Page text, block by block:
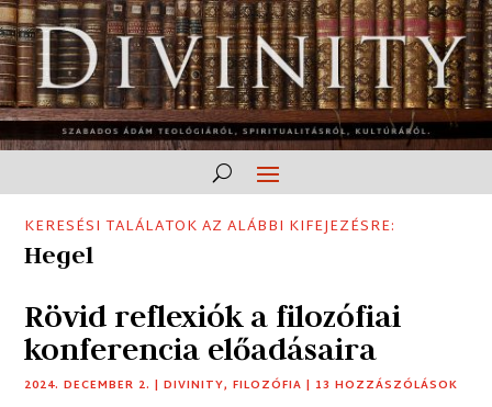
KERESÉSI TALÁLATOK AZ ALÁBBI KIFEJEZÉSRE:
Hegel
Rövid reflexiók a filozófiai
konferencia előadásaira
2024. DECEMBER 2. |DIVINITY,FILOZÓFIA | 13 HOZZÁSZÓLÁSOK